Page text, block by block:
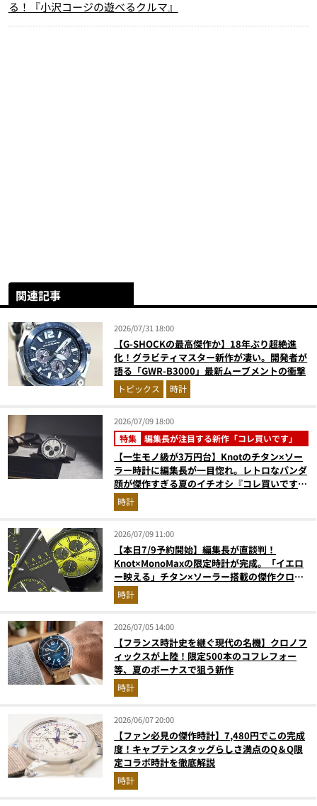
る！『小沢コージの遊べるクルマ』
関連記事
2026/07/31 18:00
【G-SHOCKの最高傑作か】18年ぶり超絶進
化！グラビティマスター新作が凄い。開発者が
語る「GWR-B3000」最新ムーブメントの衝撃
トピックス 時計
2026/07/09 18:00
特集 編集長が注目する新作「コレ買いです」
【一生モノ級が3万円台】Knotのチタン×ソー
ラー時計に編集長が一目惚れ。レトロなパンダ
顔が傑作すぎる夏のイチオシ『コレ買いです』
Vol.169
時計
2026/07/09 11:00
【本日7/9予約開始】編集長が直談判！
Knot×MonoMaxの限定時計が完成。「イエロ
ー映える」チタン×ソーラー搭載の傑作クロノ
グラフ
時計
2026/07/05 14:00
【フランス時計史を継ぐ現代の名機】クロノフ
ィックスが上陸！限定500本のコフレフォー
等、夏のボーナスで狙う新作
時計
2026/06/07 20:00
【ファン必見の傑作時計】7,480円でこの完成
度！キャプテンスタッグらしさ満点のQ＆Q限
定コラボ時計を徹底解説
時計